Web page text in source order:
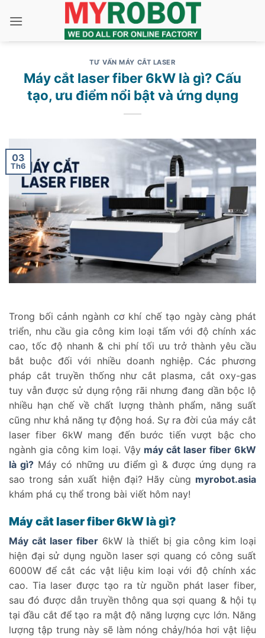
qua
TƯ VẤN MÁY CẮT LASER
Máy cắt laser fiber 6kW là gì? Cấu
tạo, ưu điểm nổi bật và ứng dụng
03
Th6
Trong bối cảnh ngành cơ khí chế tạo ngày càng phát
triển, nhu cầu gia công kim loại tấm với độ chính xác
cao, tốc độ nhanh & chi phí tối ưu trở thành yêu cầu
bắt buộc đối với nhiều doanh nghiệp. Các phương
pháp cắt truyền thống như cắt plasma, cắt oxy-gas
tuy vẫn được sử dụng rộng rãi nhưng đang dần bộc lộ
nhiều hạn chế về chất lượng thành phẩm, năng suất
cũng như khả năng tự động hoá. Sự ra đời của máy cắt
laser fiber 6kW mang đến bước tiến vượt bậc cho
ngành gia công kim loại. Vậy máy cắt laser fiber 6kW
là gì?Máy có những ưu điểm gì & được ứng dụng ra
sao trong sản xuất hiện đại? Hãy cùng myrobot.asia
khám phá cụ thể trong bài viết hôm nay!
Máy cắt laser fiber 6kW là gì?
Máy cắt laser fiber 6kW là thiết bị gia công kim loại
hiện đại sử dụng nguồn laser sợi quang có công suất
6000W để cắt các vật liệu kim loại với độ chính xác
cao. Tia laser được tạo ra từ nguồn phát laser fiber,
sau đó được dẫn truyền thông qua sợi quang & hội tụ
tại đầu cắt để tạo ra mật độ năng lượng cực lớn. Năng
lượng tập trung này sẽ làm nóng chảy/hóa hơi vật liệu